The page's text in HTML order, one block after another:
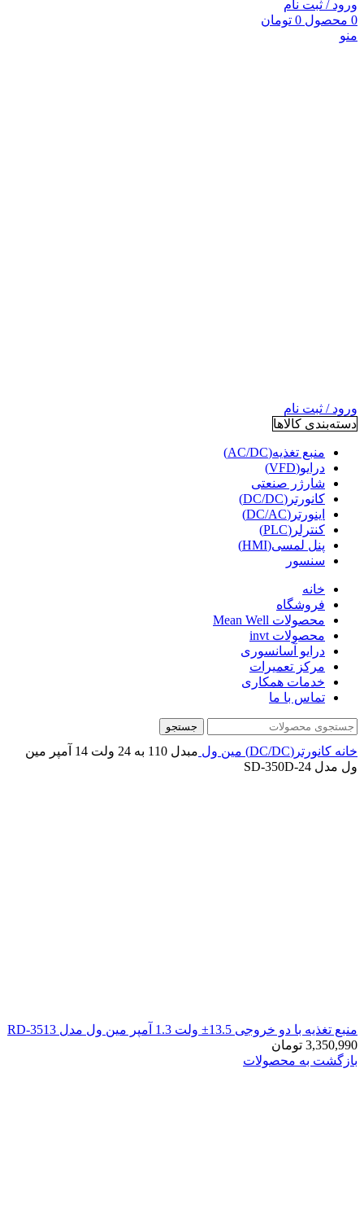
ورود / ثبت نام
0 محصول 0 تومان
منو
ورود / ثبت نام
دسته‌بندی کالاها
منبع تغذیه(AC/DC)
درایو(VFD)
شارژر صنعتی
کانورتر(DC/DC)
اینورتر(DC/AC)
کنترلر(PLC)
پنل لمسی(HMI)
سنسور
خانه
فروشگاه
محصولات Mean Well
محصولات invt
درایو آسانسوری
مرکز تعمیرات
خدمات همکاری
تماس با ما
جستجو
خانه کانورتر(DC/DC) مین ول
مبدل 110 به 24 ولت 14 آمپر مین
ول مدل SD-350D-24
منبع تغذیه با دو خروجی 13.5± ولت 1.3 آمپر مین ول مدل RD-3513
3,350,990 تومان
بازگشت به محصولات